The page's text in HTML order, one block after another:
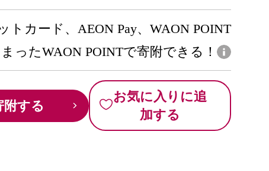
トカード、AEON Pay、WAON POINT
ったWAON POINTで寄附できる！
附する
お気に入りに追
加する